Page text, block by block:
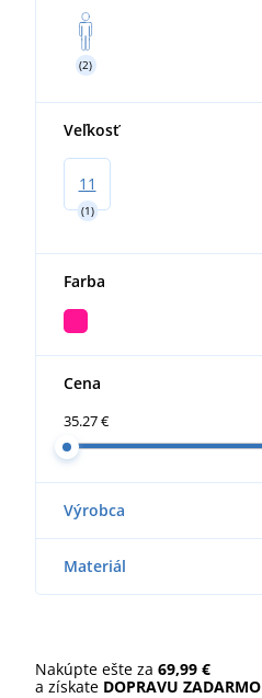
(2)
Veľkosť
11
(1)
Farba
Cena
35.27 €
Výrobca
Materiál
Nakúpte ešte za 69,99 €
a získate DOPRAVU ZADARMO